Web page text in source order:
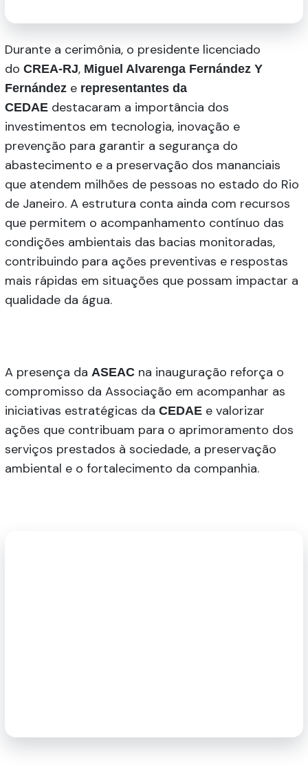
Durante a cerimônia, o presidente licenciado
doCREA-RJ, Miguel Alvarenga Fernández Y
Fernández e representantes da
CEDAE destacaram a importância dos
investimentos em tecnologia, inovação e
prevenção para garantir a segurança do
abastecimento e a preservação dos mananciais
que atendem milhões de pessoas no estado do Rio
de Janeiro. A estrutura conta ainda com recursos
que permitem o acompanhamento contínuo das
condições ambientais das bacias monitoradas,
contribuindo para ações preventivas e respostas
mais rápidas em situações que possam impactar a
qualidade da água.
A presença daASEAC na inauguração reforça o
compromisso da Associação em acompanhar as
iniciativas estratégicas daCEDAE e valorizar
ações que contribuam para o aprimoramento dos
serviços prestados à sociedade, a preservação
ambiental e o fortalecimento da companhia.